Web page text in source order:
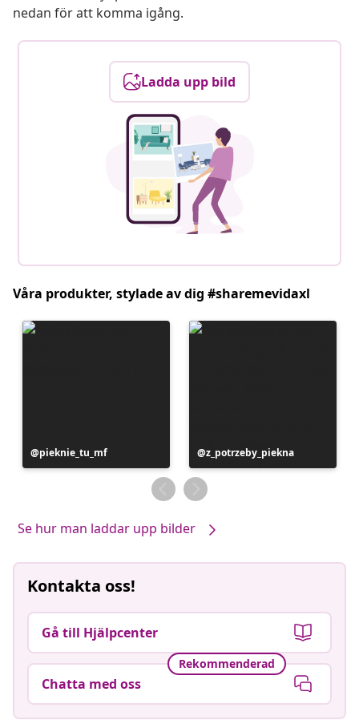
nedan för att komma igång.
Ladda upp bild
Våra produkter, stylade av dig #sharemevidaxl
Inlägg
publicerat
pieknie_tu_mf
Inlägg
publicerat
av
z_potrzeby_piekna
Se hur man laddar upp bilder
Kontakta oss!
Gå till Hjälpcenter
Rekommenderad
Chatta med oss